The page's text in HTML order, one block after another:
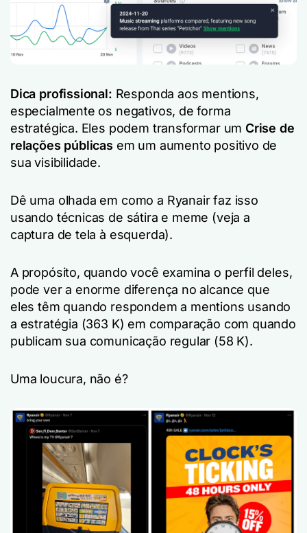
Dica profissional: Responda aos mentions,
especialmente os negativos, de forma
estratégica. Eles podem transformar um Crise de
relações públicas em um aumento positivo de
sua visibilidade.
Dê uma olhada em como a Ryanair faz isso
usando técnicas de sátira e meme (veja a
captura de tela à esquerda).
A propósito, quando você examina o perfil deles,
pode ver a enorme diferença no alcance que
eles têm quando respondem a mentions usando
a estratégia (363 K) em comparação com quando
publicam sua comunicação regular (58 K).
Uma loucura, não é?